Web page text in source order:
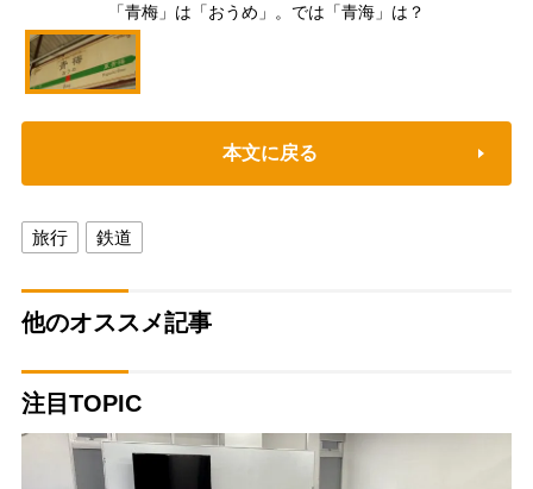
「青梅」は「おうめ」。では「青海」は？
本文に戻る
旅行 鉄道
他のオススメ記事
注目TOPIC